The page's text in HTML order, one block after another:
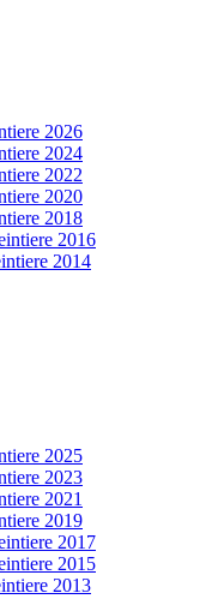
2026
2024
2022
2020
2018
2016
2014
2025
2023
2021
2019
2017
2015
2013